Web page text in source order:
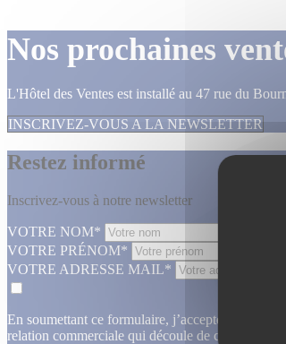
Nos prochaines
L'Hôtel des Ventes est installé au 47 rue du
INSCRIVEZ-VOUS A LA NEWSLETTER
Restez informé
Inscrivez-vous à notre newsletter
VOTRE NOM*
VOTRE PRÉNOM*
VOTRE ADRESSE MAIL*
En soumettant ce formulaire, j’accepte que les
relation commerciale qui découle de cette